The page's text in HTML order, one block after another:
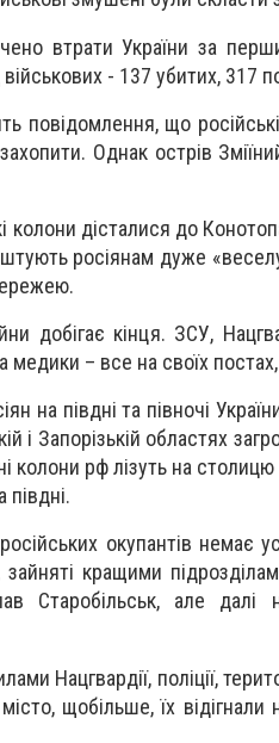
втрати України за
- 137 убитих, 317
повідомлення, що
Однак острів
колони дісталися до
росіянам дуже
добігає кінця. ЗСУ,
медики – все на своїх
на півдні та півночі
і Запорізькій областях
колони рф лізуть на
окупантів немає
зайняті кращими
Старобільськ, але
Нацгвардії, поліції,
щобільше, їх відігнали